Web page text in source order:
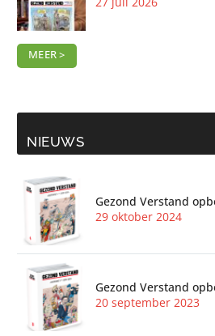
MEER >
NIEUWS
Gezond Verstand
29 oktober 2024
Gezond Verstand
20 september 2023